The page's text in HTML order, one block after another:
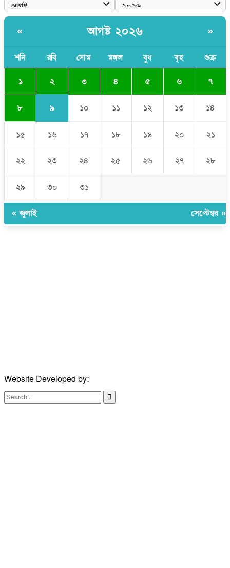
পাঁচ দেশি মাছে মিলল মাইক্রোপ্লাস্টিক, সবচেয়ে বেশি কই মাছে
বাংলাদেশী কর্মীদের আকামা নিয়ে বড় সুখবর দিলো সৌদি সরকার
ভারতের পূর্ব সীমান্তে এখন ‘আরেকটি পাকিস্তান’ গড়ে উঠেছে: সজীব
ওয়াজেদ জয়
« আগষ্ট ২০২৬ »
শনি রবি সোম মঙ্গল বুধ বৃহ শুক্র
১ ২ ৩ ৪ ৫ ৬ ৭
৮ ৯ ১০ ১১ ১২ ১৩ ১৪
১৫ ১৬ ১৭ ১৮ ১৯ ২০ ২১
২২ ২৩ ২৪ ২৫ ২৬ ২৭ ২৮
২৯ ৩০ ৩১
« জুলাই সেপ্টেম্বর »
Website Developed by: